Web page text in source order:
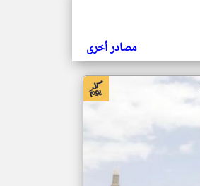
مصادر أخرى